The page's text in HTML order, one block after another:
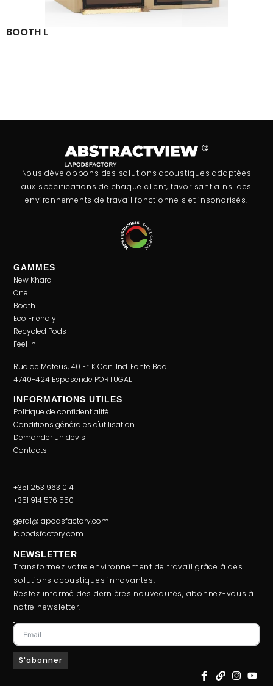
BOOTH L
Nous développons des solutions acoustiques adaptées
aux spécifications de chaque client, favorisant ainsi des
environnements de travail fonctionnels et insonorisés.
GAMMES
New Khara
One
Booth
Eco Friendly
Recycled Pods
Feel In
Rua de Mateus, 40 Fr. K Con. Ind. Fonte Boa
4740-424 Esposende PORTUGAL
INFORMATIONS UTILES
Politique de confidentialité
Conditions générales d'utilisation
Demander un devis
Contacts
+351 253 963 014
+351 914 576 550
geral@lapodsfactory.com
lapodsfactory.com
NEWSLETTER
Transformez votre environnement de travail grâce à des
solutions acoustiques innovantes.
Restez informé des dernières nouveautés, abonnez-vous à
notre newsletter.
S'abonner